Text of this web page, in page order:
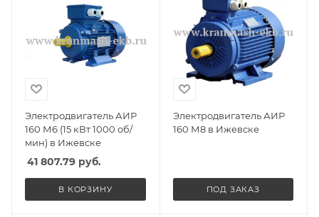
Электродвигатель АИР
160 М6 (15 кВт 1000 об/
мин) в Ижевске
41 807.79 руб.
В КОРЗИНУ
Электродвигатель АИР
160 М8 в Ижевске
ПОД ЗАКАЗ